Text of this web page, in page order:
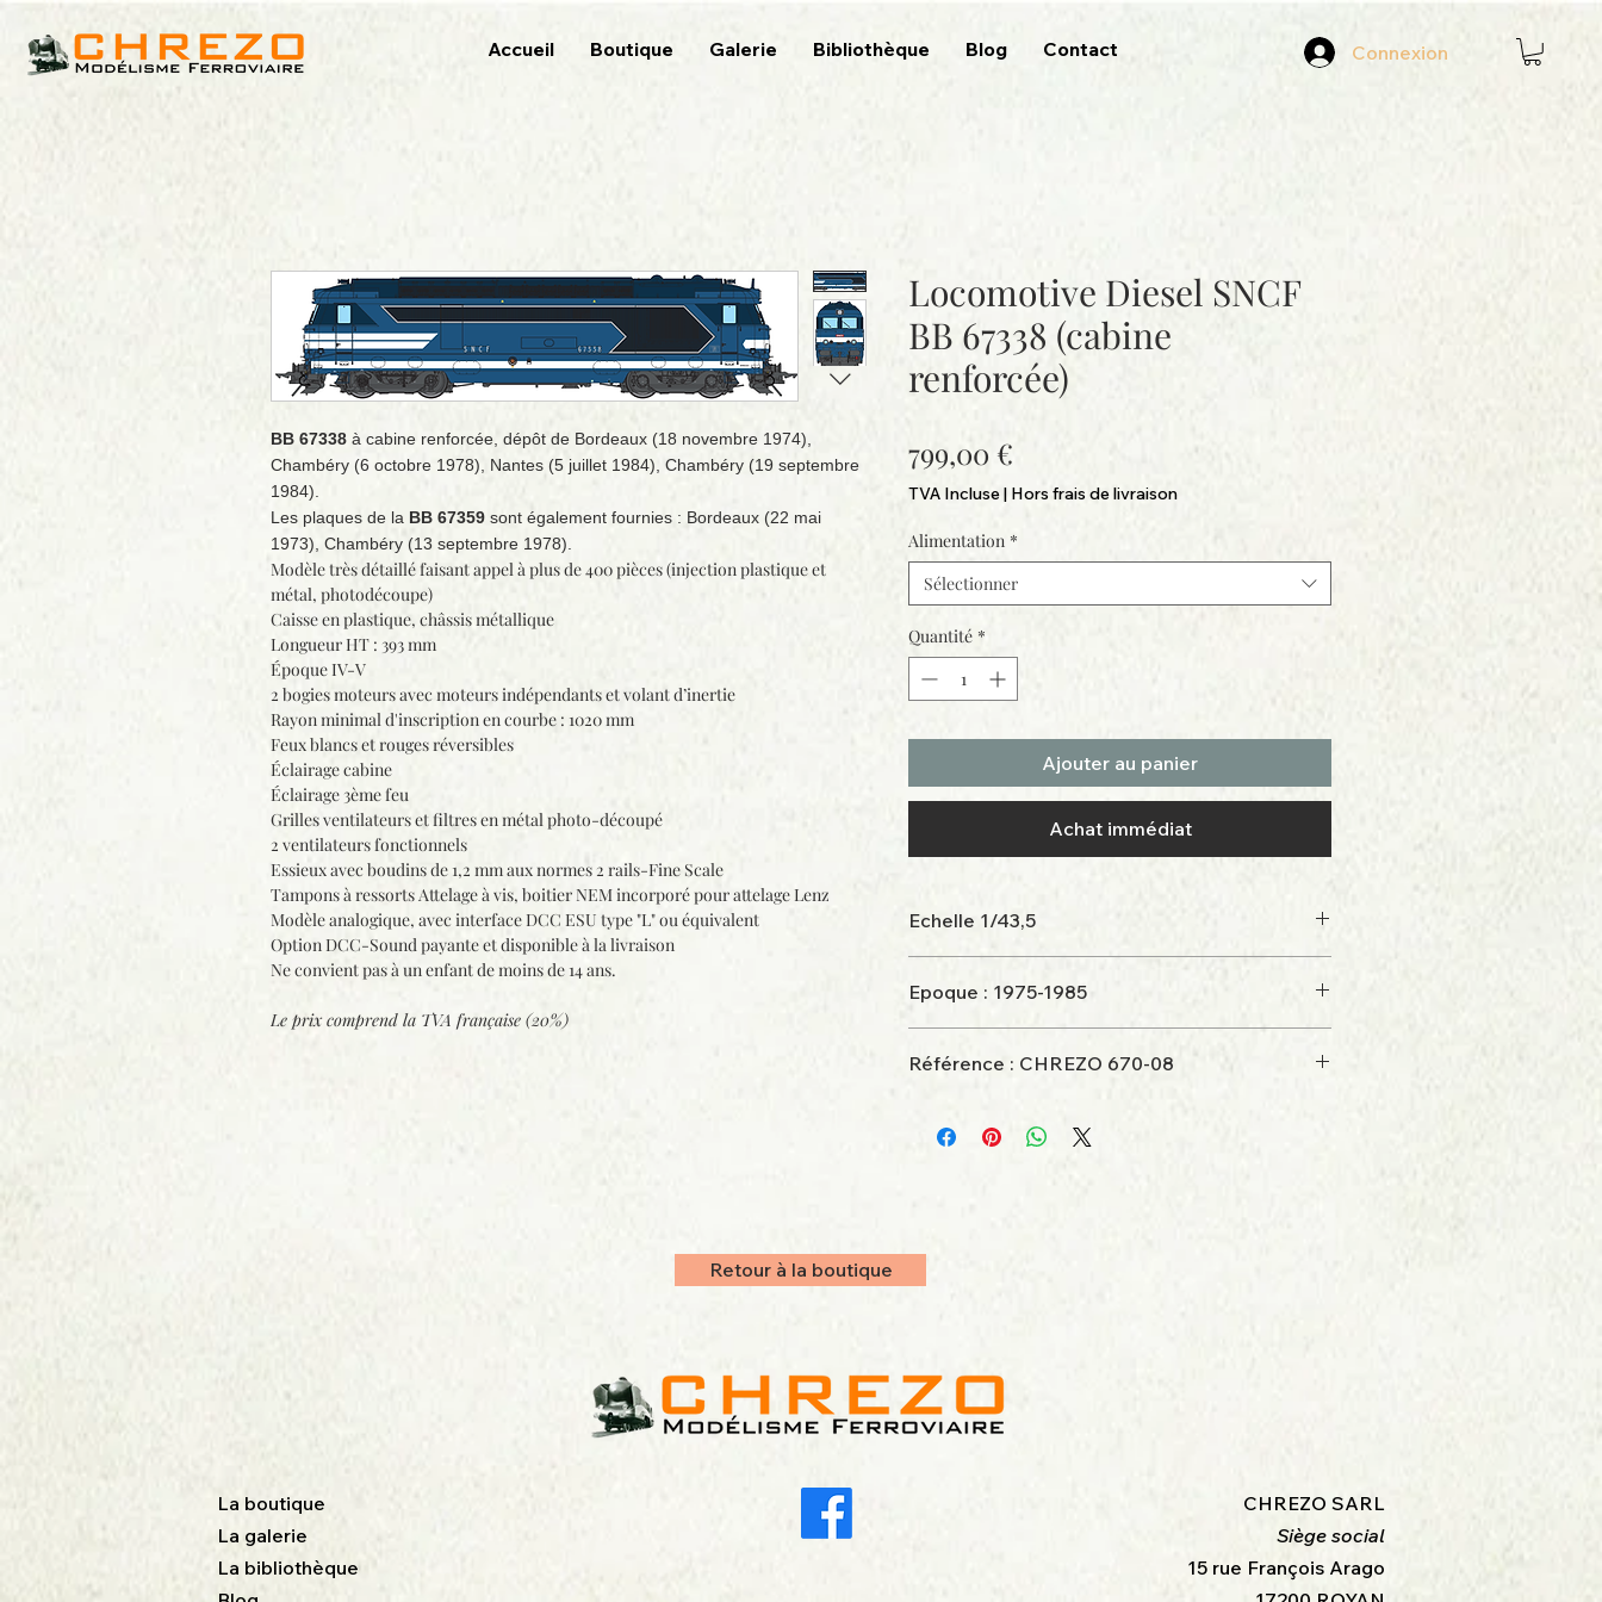
Accueil Boutique Galerie Bibliothèque Blog Contact Connexion
BB 67338 à cabine renforcée, dépôt de Bordeaux (18 novembre 1974),
Chambéry (6 octobre 1978), Nantes (5 juillet 1984), Chambéry (19 septembre
1984).
Les plaques de la BB 67359 sont également fournies : Bordeaux (22 mai
1973), Chambéry (13 septembre 1978).
Modèle très détaillé faisant appel à plus de 400 pièces (injection plastique et
métal, photodécoupe)
Caisse en plastique, châssis métallique
Longueur HT : 393 mm
Époque IV-V
2 bogies moteurs avec moteurs indépendants et volant d’inertie
Rayon minimal d'inscription en courbe : 1020 mm
Feux blancs et rouges réversibles
Éclairage cabine
Éclairage 3ème feu
Grilles ventilateurs et filtres en métal photo-découpé
2 ventilateurs fonctionnels
Essieux avec boudins de 1,2 mm aux normes 2 rails-Fine Scale
Tampons à ressorts Attelage à vis, boitier NEM incorporé pour attelage Lenz
Modèle analogique, avec interface DCC ESU type "L" ou équivalent
Option DCC-Sound payante et disponible à la livraison
Ne convient pas à un enfant de moins de 14 ans.
Le prix comprend la TVA française (20%)
Locomotive Diesel SNCF
BB 67338 (cabine
renforcée)
799,00 €
TVA Incluse| Hors frais de livraison
Alimentation *
Sélectionner
Quantité *
Ajouter au panier
Achat immédiat
Echelle 1/43,5
Epoque : 1975-1985
Référence : CHREZO 670-08
Retour à la boutique
La boutique
La galerie
La bibliothèque
CHREZO SARL
Siège social
15 rue François Arago